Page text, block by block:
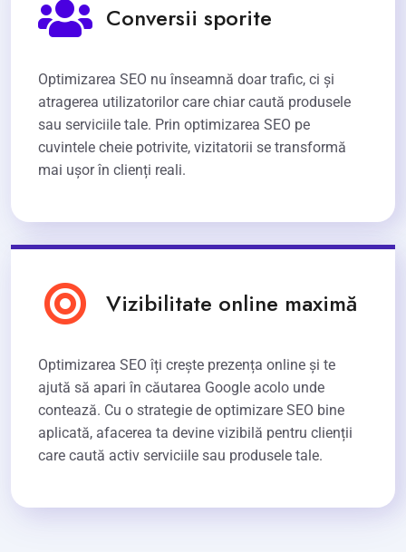
Conversii sporite
Optimizarea SEO nu înseamnă doar trafic, ci și
atragerea utilizatorilor care chiar caută produsele
sau serviciile tale. Prin optimizarea SEO pe
cuvintele cheie potrivite, vizitatorii se transformă
mai ușor în clienți reali.
Vizibilitate online maximă
Optimizarea SEO îți crește prezența online și te
ajută să apari în căutarea Google acolo unde
contează. Cu o strategie de optimizare SEO bine
aplicată, afacerea ta devine vizibilă pentru clienții
care caută activ serviciile sau produsele tale.